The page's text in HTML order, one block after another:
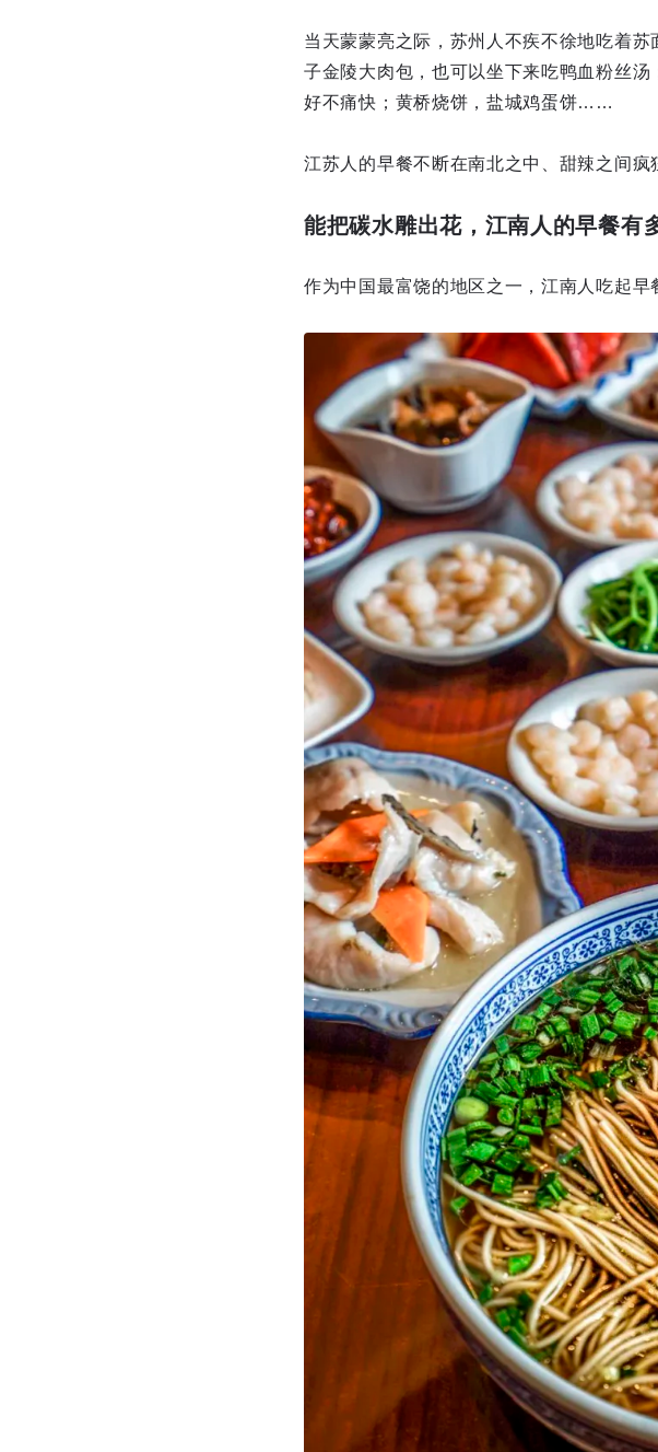
当天蒙蒙亮之际，苏州人不疾不徐地吃着
子金陵大肉包，也可以坐下来吃鸭血粉丝
好不痛快；黄桥烧饼，盐城鸡蛋饼……
江苏人的早餐不断在南北之中、甜辣之间
能把碳水雕出花，江南人的早餐有
作为中国最富饶的地区之一，江南人吃起早